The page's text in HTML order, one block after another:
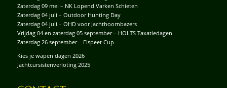
Zaterdag 09 mei – NK Lopend Varken Schieten
Zaterdag 04 juli – Outdoor Hunting Day
Zaterdag 04 juli – OHD voor Jachthoornbazers
Vrijdag 04 en zaterdag 05 september – HOLTS Taxatiedagen
Zaterdag 26 september – Elspeet Cup
Kies je wapen dagen 2026
Jachtcursistenverloting 2025